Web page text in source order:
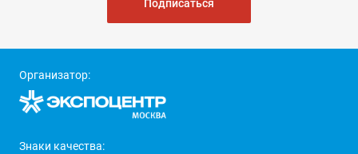
Подписаться
Организатор:
Знаки качества: